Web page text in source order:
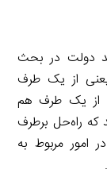
دولت در بحث
از یک طرف
از یک طرف هم
که راه‌حل برطرف
مربوط به